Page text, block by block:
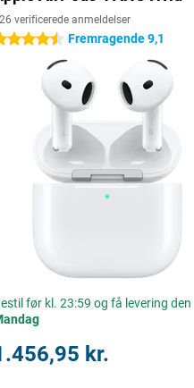
verificerede anmeldelser
stjerner Fremragende 9,1
før kl. 23:59 og få levering den
kr.